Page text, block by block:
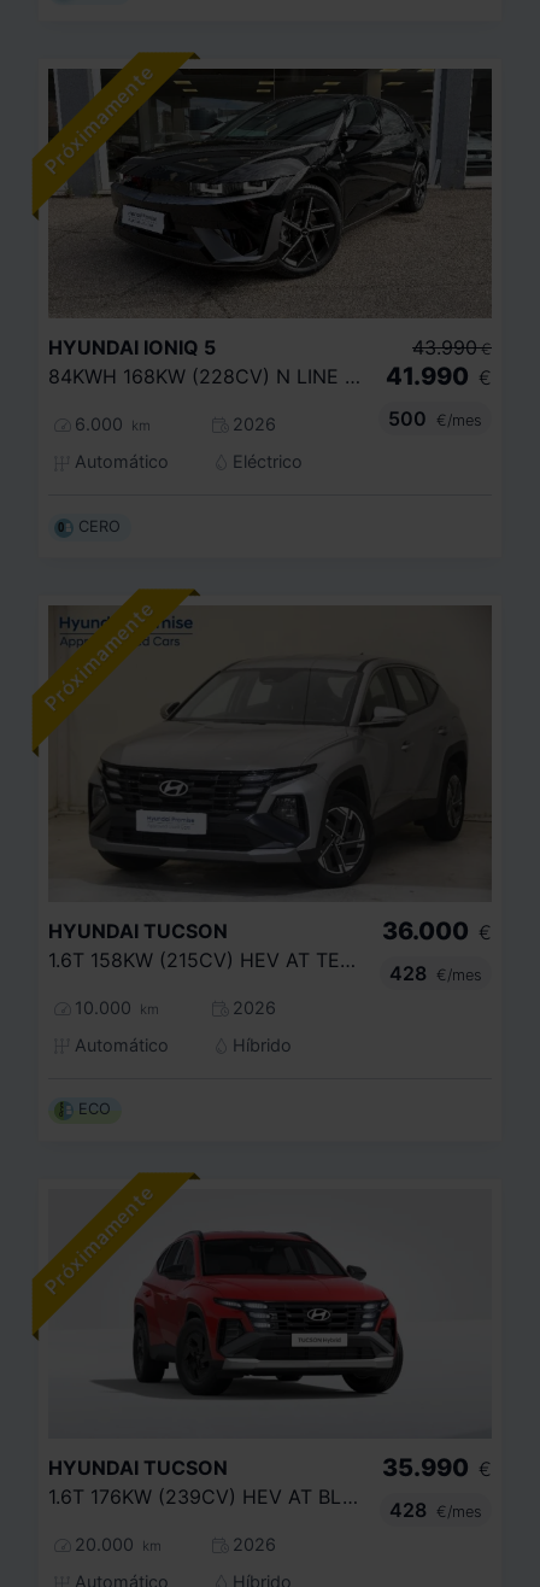
HYUNDAI IONIQ 5
84KWH 168KW (228CV) N LINE RWD
6.000 km
2026
Automático
Eléctrico
43.990 €
41.990 €
500
€/mes
CERO
HYUNDAI TUCSON
1.6T 158KW (215CV) HEV AT TECNO SKY
10.000 km
2026
Automático
Híbrido
36.000 €
428
€/mes
ECO
HYUNDAI TUCSON
1.6T 176KW (239CV) HEV AT BLACK LINE
20.000 km
2026
Automático
Híbrido
35.990 €
428
€/mes